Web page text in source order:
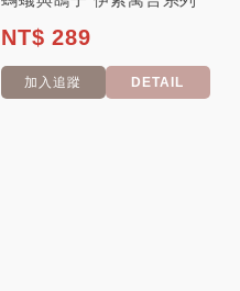
NT$ 289
加入追蹤 DETAIL